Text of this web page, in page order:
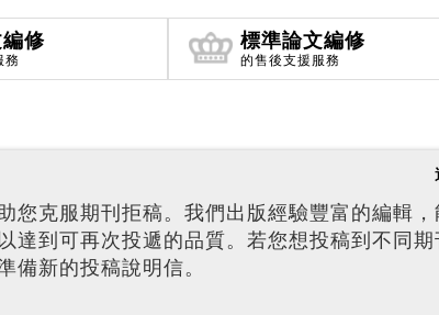
修 標準論文編修
您克服期刊拒稿。我們出版經驗豐富的編輯
達到可再次投遞的品質。若您想投稿到不同
備新的投稿說明信。